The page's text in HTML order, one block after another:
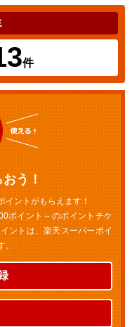
件
おう！
イントがもらえます！
ポイント～のポイントチケ
ントは、楽天スーパーポイ
。